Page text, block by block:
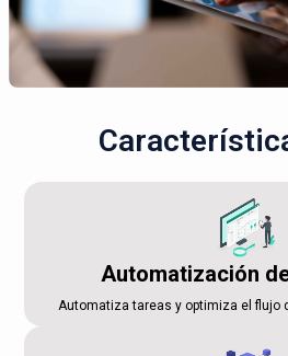
Automatización
Automatiza tareas y optimiza el flujo